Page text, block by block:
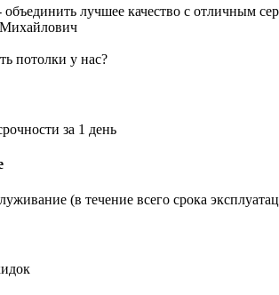
лучшее качество с отличным
потолки у нас?
за 1 день
(в течение всего срока